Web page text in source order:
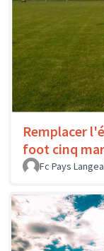
Remplacer
foot cinq
Fc Pays